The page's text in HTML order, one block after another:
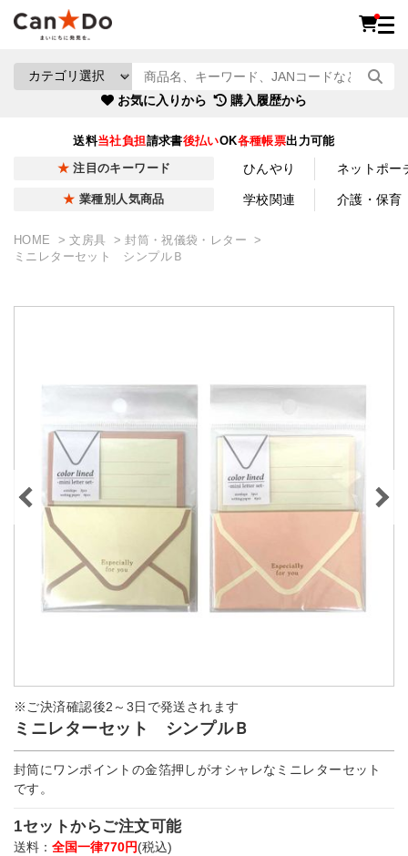
お気に入りから 購入履歴から
送料当社負担請求書後払いOK各種帳票出力可能
注目のキーワード ひんやり ネットポー
業種別人気商品 学校関連 介護・保育
HOME 文房具
封筒・祝儀袋・レター
ミニレターセット シンプルＢ
※ご決済確認後2～3日で発送されます
ミニレターセット シンプルＢ
封筒にワンポイントの金箔押しがオシャレなミニレターセット
です。
1セットからご注文可能
送料： 全国一律770円(税込)